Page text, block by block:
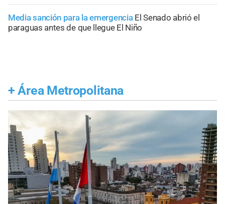
Media sanción para la emergencia El Senado abrió el
paraguas antes de que llegue El Niño
+ Área Metropolitana